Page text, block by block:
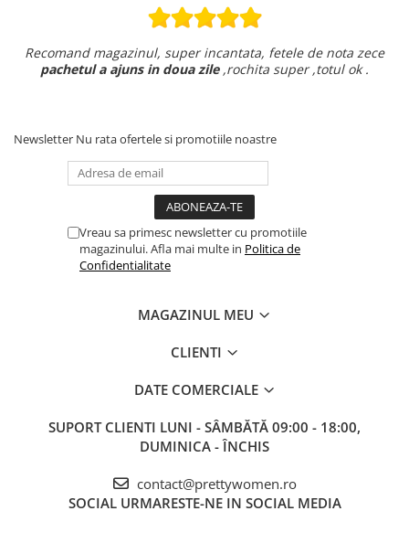
Recomand magazinul, super incantata, fetele de nota zece
pachetul a ajuns in doua zile,rochita super ,totul ok .
Newsletter Nu rata ofertele si promotiile noastre
Vreau sa primesc newsletter cu promotiile
magazinului. Afla mai multe in Politica de
Confidentialitate
MAGAZINUL MEU
CLIENTI
DATE COMERCIALE
SUPORT CLIENTI LUNI - SÂMBĂTĂ 09:00 - 18:00,
DUMINICA - ÎNCHIS
contact@prettywomen.ro
SOCIAL URMARESTE-NE IN SOCIAL MEDIA